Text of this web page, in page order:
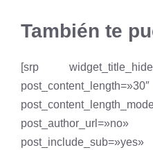
También te
[srp
post_content_length=»30″
post_author_url=»no»